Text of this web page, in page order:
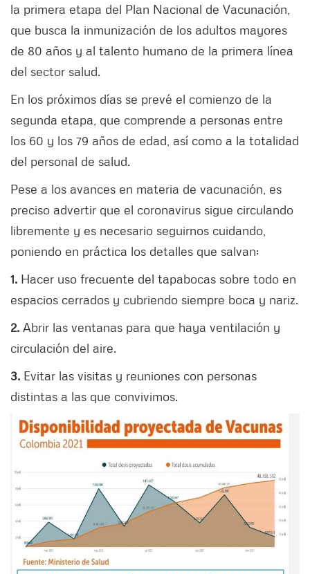
la primera etapa del Plan Nacional de Vacunación,
que busca la inmunización de los adultos mayores
de 80 años y al talento humano de la primera línea
del sector salud.
En los próximos días se prevé el comienzo de la
segunda etapa, que comprende a personas entre
los 60 y los 79 años de edad, así como a la totalidad
del personal de salud.
Pese a los avances en materia de vacunación, es
preciso advertir que el coronavirus sigue circulando
libremente y es necesario seguirnos cuidando,
poniendo en práctica los detalles que salvan:
1. Hacer uso frecuente del tapabocas sobre todo en
espacios cerrados y cubriendo siempre boca y nariz.
2. Abrir las ventanas para que haya ventilación y
circulación del aire.
3. Evitar las visitas y reuniones con personas
distintas a las que convivimos.